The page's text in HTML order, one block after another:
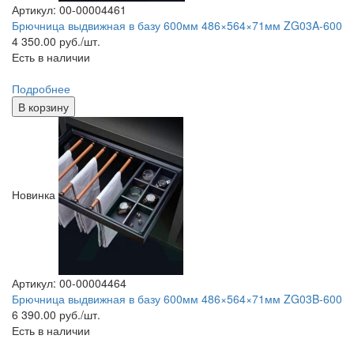
Артикул: 00-00004461
Брючница выдвижная в базу 600мм 486×564×71мм ZG03A-600
4 350.00 руб./шт.
Есть в наличии
Подробнее
В корзину
Новинка
Артикул: 00-00004464
Брючница выдвижная в базу 600мм 486×564×71мм ZG03B-600
6 390.00 руб./шт.
Есть в наличии